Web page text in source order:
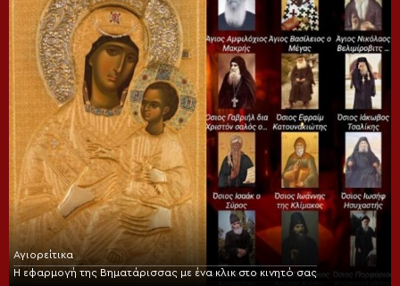
Αγιορείτικα
Η εφαρμογή της Βηματάρισσας με ένα κλικ στο κινητό σας